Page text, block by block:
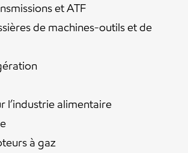
et ATF
de machines-outils et de
l’industrie alimentaire
à gaz